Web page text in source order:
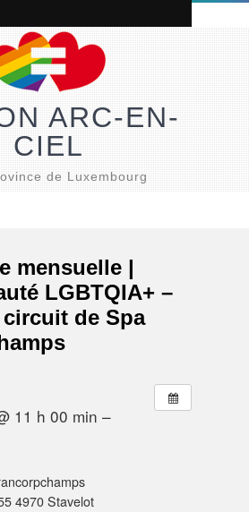
ARC-EN-
CIEL
de Luxembourg
mensuelle |
LGBTQIA+ –
de Spa
11 h 00 min –
4970 Stavelot